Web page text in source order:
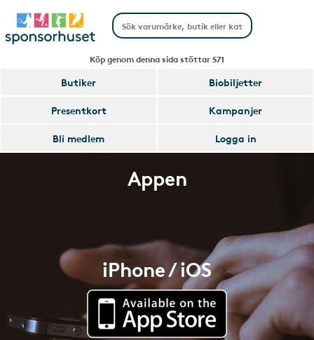
Köp genom denna sida stöttar S71
Butiker
Biobiljetter
Presentkort
Kampanjer
Bli medlem
Logga in
Appen
iPhone / iOS